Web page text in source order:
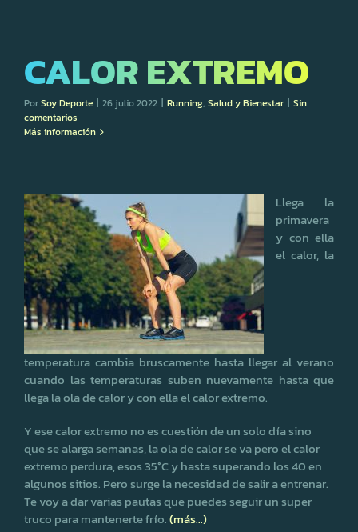
CALOR EXTREMO
PorSoy Deporte | 26 julio 2022 | Running, Salud y Bienestar | Sin
comentarios
Más información
Llega la
primavera
y con ella
el calor, la
temperatura cambia bruscamente hasta llegar al verano
cuando las temperaturas suben nuevamente hasta que
llega la ola de calor y con ella el calor extremo.
Y ese calor extremo no es cuestión de un solo día sino
que se alarga semanas, la ola de calor se va pero el calor
extremo perdura, esos 35°C y hasta superando los 40 en
algunos sitios. Pero surge la necesidad de salir a entrenar.
Te voy a dar varias pautas que puedes seguir un super
truco para mantenerte frío.(más…)